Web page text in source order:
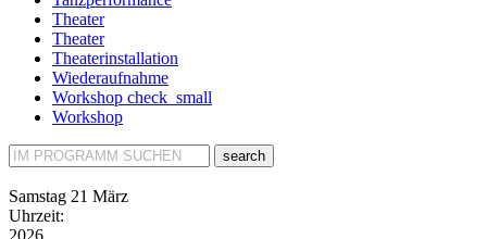
Theater
Theater
Theaterinstallation
Wiederaufnahme
Workshop check_small
Workshop
search
Samstag 21 März
Uhrzeit: